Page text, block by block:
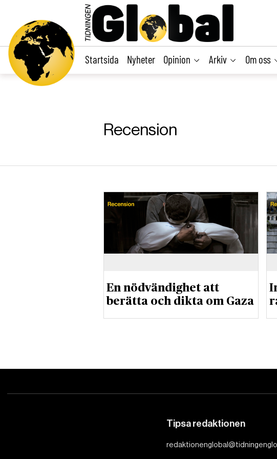
Startsida Nyheter Opinion Arkiv Om oss
Recension
En nödvändighet att
berätta och dikta om Gaza
Tipsa redaktionen
DET